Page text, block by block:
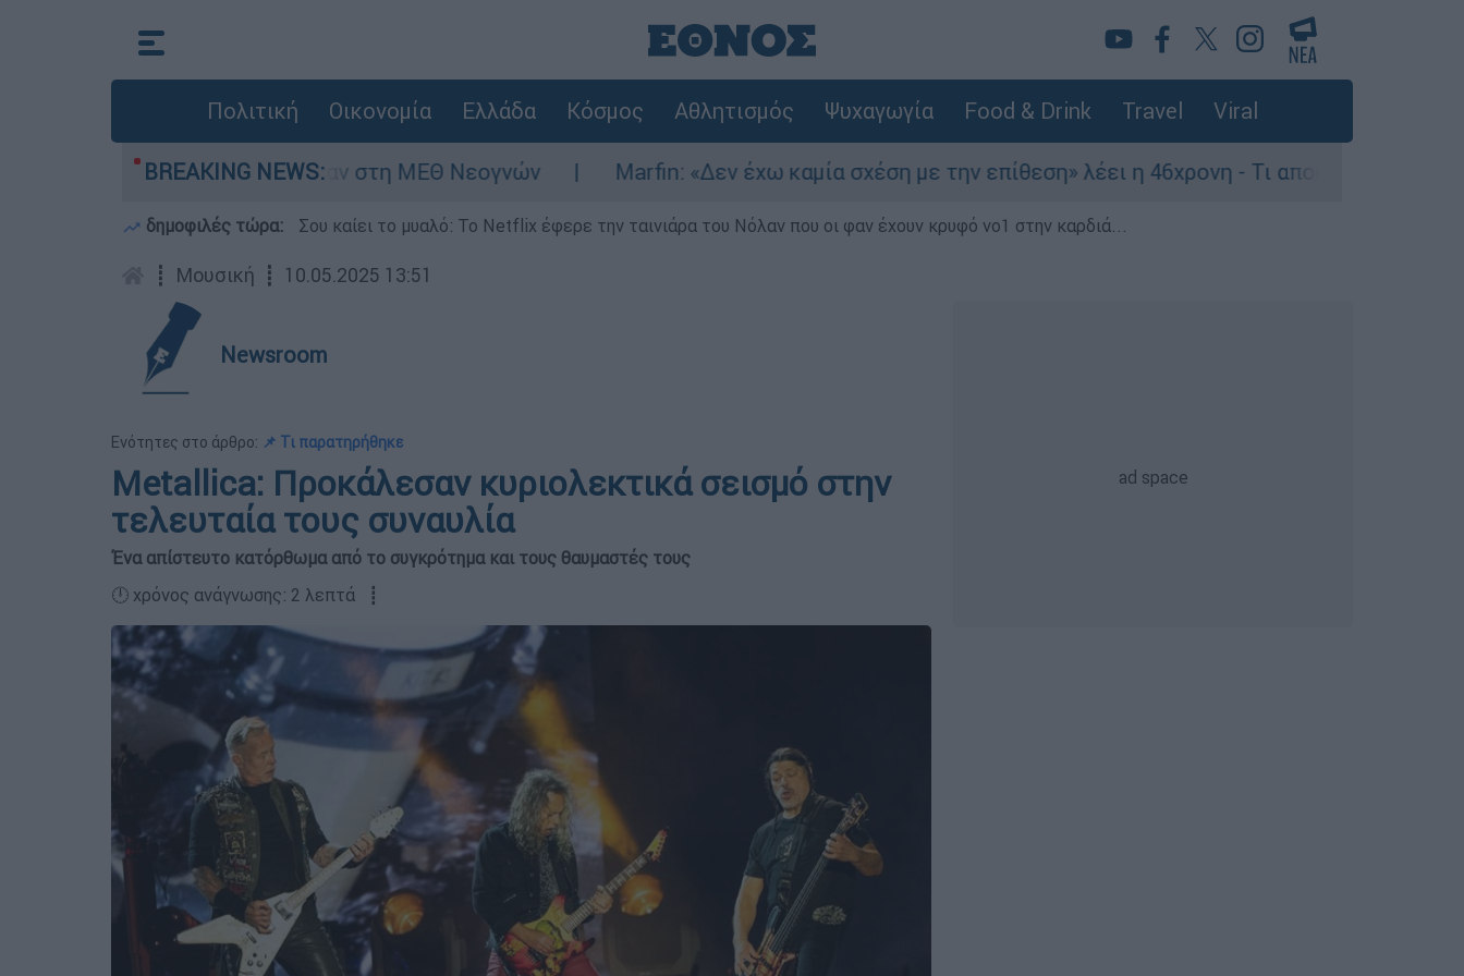
Πολιτική Οικονομία Ελλάδα Κόσμος Αθλητισμός Ψυχαγωγία Food & Drink Travel Viral
BREAKING NEWS:
ημερών - Νοσηλευόταν στη ΜΕΘ Νεογνών Marfin: «Δεν έχω καμία σχέση με την επίθεση» λέει η 46χρονη - Τι αποκάλυψε στους
δημοφιλές τώρα: Σου καίει το μυαλό: Το Netflix έφερε την ταινιάρα του Νόλαν που οι φαν έχουν κρυφό νο1 στην καρδιά...
┋ Μουσική ┋ 10.05.2025 13:51
Newsroom
Ενότητες στο άρθρο: 📌 Τι παρατηρήθηκε
Metallica: Προκάλεσαν κυριολεκτικά σεισμό στην
τελευταία τους συναυλία
Ένα απίστευτο κατόρθωμα από το συγκρότημα και τους θαυμαστές τους
🕛 χρόνος ανάγνωσης: 2 λεπτά ┋